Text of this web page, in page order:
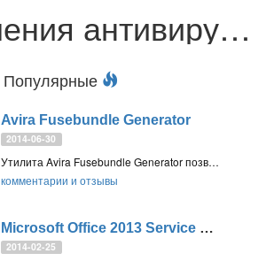
Обновления антивирусов
Популярные
Avira Fusebundle Generator
2014-06-30
Утилита Avira Fusebundle Generator позволяет создавать архив оффлайн обновления и обновлять антивирусные решения Avira без подключения к интернету. Обновление вручную продуктов Avira
комментарии и отзывы
Microsoft Office 2013 Service Pack 1 (SP1)
2014-02-25